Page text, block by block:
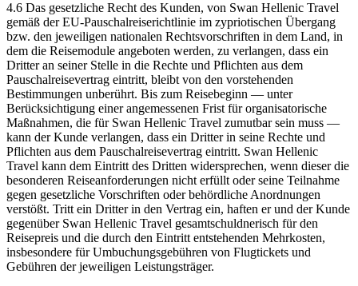
4.6 Das gesetzliche Recht des Kunden, von Swan Hellenic Travel
gemäß der EU‑Pauschalreiserichtlinie im zypriotischen Übergang
bzw. den jeweiligen nationalen Rechtsvorschriften in dem Land, in
dem die Reisemodule angeboten werden, zu verlangen, dass ein
Dritter an seiner Stelle in die Rechte und Pflichten aus dem
Pauschalreisevertrag eintritt, bleibt von den vorstehenden
Bestimmungen unberührt. Bis zum Reisebeginn — unter
Berücksichtigung einer angemessenen Frist für organisatorische
Maßnahmen, die für Swan Hellenic Travel zumutbar sein muss —
kann der Kunde verlangen, dass ein Dritter in seine Rechte und
Pflichten aus dem Pauschalreisevertrag eintritt. Swan Hellenic
Travel kann dem Eintritt des Dritten widersprechen, wenn dieser die
besonderen Reiseanforderungen nicht erfüllt oder seine Teilnahme
gegen gesetzliche Vorschriften oder behördliche Anordnungen
verstößt. Tritt ein Dritter in den Vertrag ein, haften er und der Kunde
gegenüber Swan Hellenic Travel gesamtschuldnerisch für den
Reisepreis und die durch den Eintritt entstehenden Mehrkosten,
insbesondere für Umbuchungsgebühren von Flugtickets und
Gebühren der jeweiligen Leistungsträger.